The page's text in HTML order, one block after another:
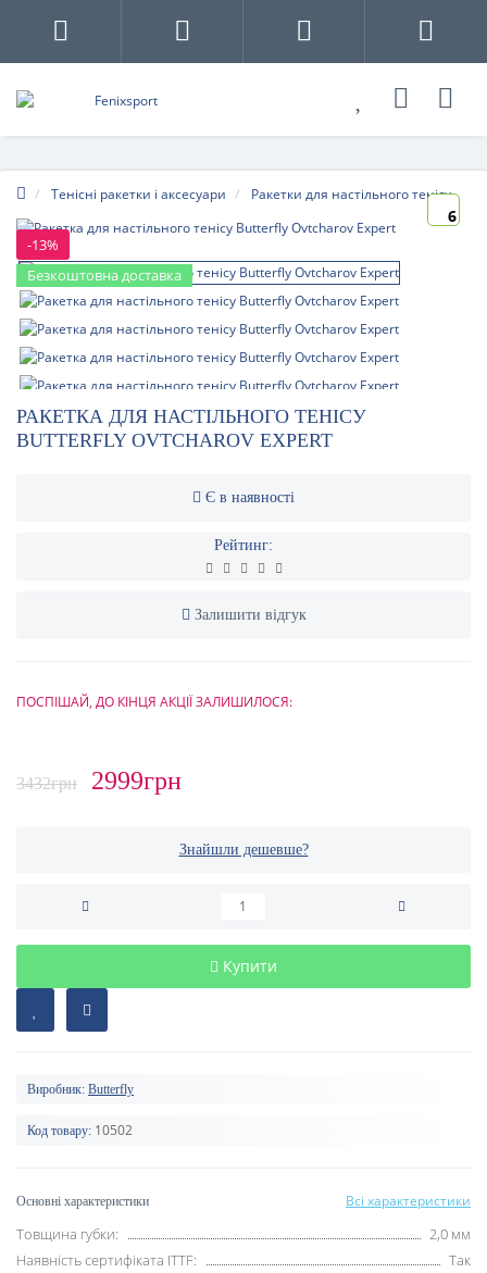
Тенісні ракетки і аксесуари Ракетки для настільного тенісу
-13%
Безкоштовна доставка
6
РАКЕТКА ДЛЯ НАСТІЛЬНОГО ТЕНІСУ
BUTTERFLY OVTCHAROV EXPERT
Є в наявності
Рейтинг:
Залишити відгук
ПОСПІШАЙ, ДО КІНЦЯ АКЦІЇ ЗАЛИШИЛОСЯ:
3432грн 2999грн
Знайшли дешевше?
Купити
Виробник: Butterfly
Код товару: 10502
Основні характеристики Всі характеристики
Товщина губки:
2,0 мм
Наявність сертифіката ITTF:
Так